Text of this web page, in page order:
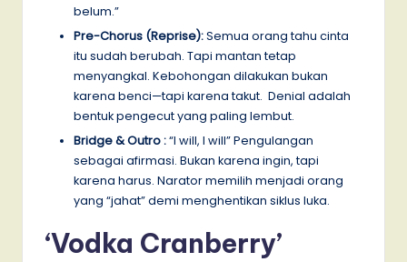
belum.”
Pre-Chorus (Reprise):Semua orang tahu cinta
itu sudah berubah. Tapi mantan tetap
menyangkal. Kebohongan dilakukan bukan
karena benci—tapi karena takut. Denial adalah
bentuk pengecut yang paling lembut.
Bridge & Outro :“I will, I will” Pengulangan
sebagai afirmasi. Bukan karena ingin, tapi
karena harus. Narator memilih menjadi orang
yang “jahat” demi menghentikan siklus luka.
‘Vodka Cranberry’